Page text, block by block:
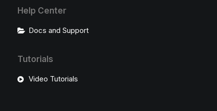
Help Center
Docs and Support
Tutorials
Video Tutorials